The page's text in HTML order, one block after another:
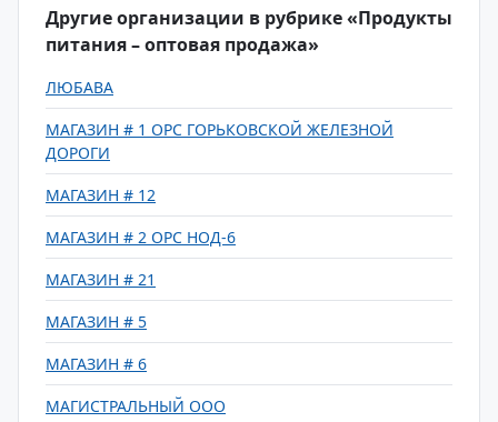
Другие организации в рубрике «Продукты
питания – оптовая продажа»
ЛЮБАВА
МАГАЗИН # 1 ОРС ГОРЬКОВСКОЙ ЖЕЛЕЗНОЙ
ДОРОГИ
МАГАЗИН # 12
МАГАЗИН # 2 ОРС НОД-6
МАГАЗИН # 21
МАГАЗИН # 5
МАГАЗИН # 6
МАГИСТРАЛЬНЫЙ ООО